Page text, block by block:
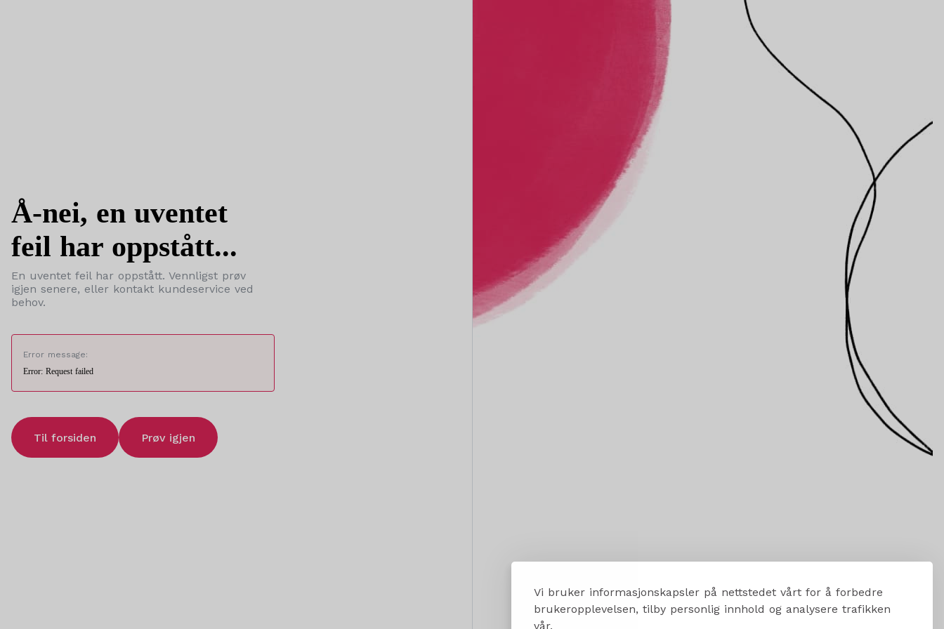
Vi bruker informasjonskapsler på nettstedet vårt for å forbedre
brukeropplevelsen, tilby personlig innhold og analysere trafikken
vår.
Å-nei, en uventet
feil har oppstått...
En uventet feil har oppstått. Vennligst prøv
igjen senere, eller kontakt kundeservice ved
behov.
Error message:
Error: Request failed
Til forsiden Prøv igjen